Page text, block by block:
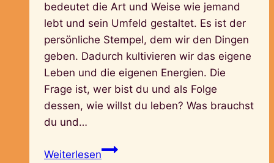
bedeutet die Art und Weise wie jemand
lebt und sein Umfeld gestaltet. Es ist der
persönliche Stempel, dem wir den Dingen
geben. Dadurch kultivieren wir das eigene
Leben und die eigenen Energien. Die
Frage ist, wer bist du und als Folge
dessen, wie willst du leben? Was brauchst
du und…
WeiterlesenGestalte